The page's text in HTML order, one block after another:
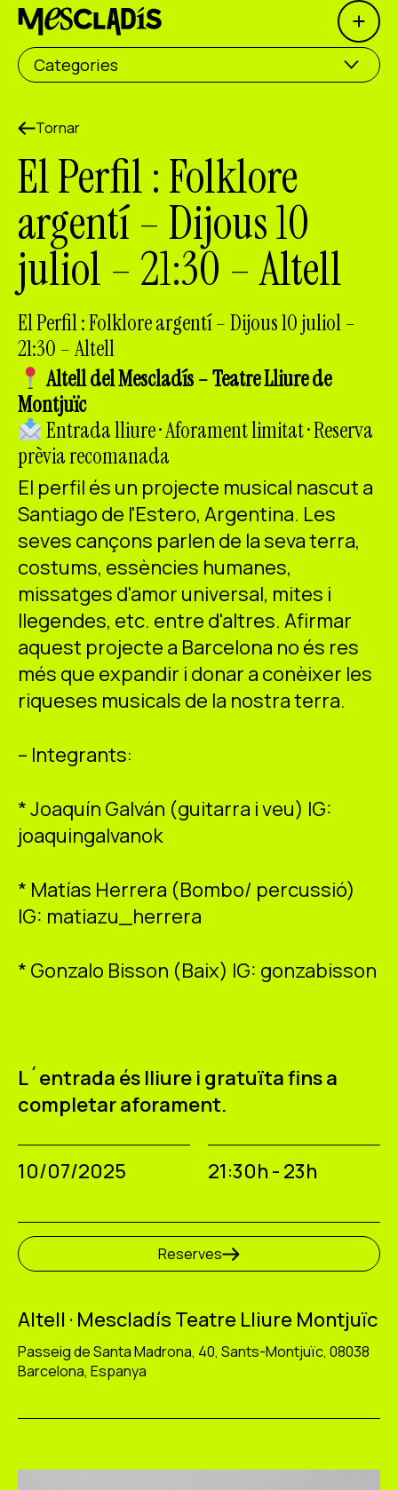
Open
Productora social
Productora d'experiències
Productora d'ocupació
Productora de coneixement
Productora cultural
Agenda
Els nostres tallers
Blog
Contacte
ES CA
Categories
Tornar
El Perfil : Folklore
argentí – Dijous 10
juliol – 21:30 – Altell
El Perfil : Folklore argentí – Dijous 10 juliol –
21:30 – Altell
Altell del Mescladís – Teatre Lliure de
Montjuïc
Entrada lliure · Aforament limitat · Reserva
prèvia recomanada
El perfil és un projecte musical nascut a
Santiago de l'Estero, Argentina. Les
seves cançons parlen de la seva terra,
costums, essències humanes,
missatges d'amor universal, mites i
llegendes, etc. entre d'altres. Afirmar
aquest projecte a Barcelona no és res
més que expandir i donar a conèixer les
riqueses musicals de la nostra terra.
– Integrants:
* Joaquín Galván (guitarra i veu) IG:
joaquingalvanok
* Matías Herrera (Bombo/ percussió)
IG: matiazu_herrera
* Gonzalo Bisson (Baix) IG: gonzabisson
L´entrada és lliure i gratuïta fins a
completar aforament.
10/07/2025 21:30h - 23h
Reserves
Altell · Mescladís Teatre Lliure Montjuïc
Passeig de Santa Madrona, 40, Sants-Montjuïc, 08038
Barcelona, Espanya